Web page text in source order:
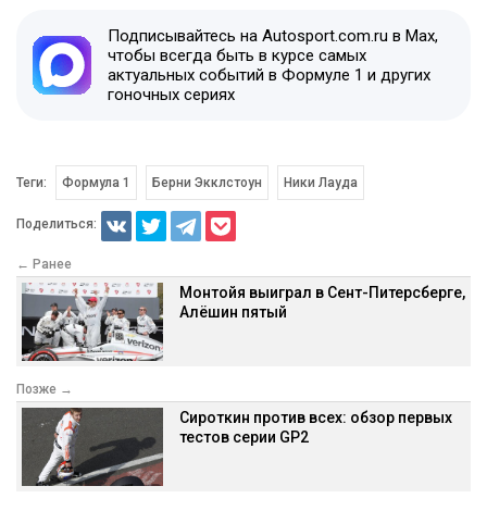
Подписывайтесь на Autosport.com.ru в Max,
чтобы всегда быть в курсе самых
актуальных событий в Формуле 1 и других
гоночных сериях
Теги: Формула 1 Берни Экклстоун Ники Лауда
Поделиться:
← Ранее
Монтойя выиграл в Сент-Питерсберге,
Алёшин пятый
Позже →
Сироткин против всех: обзор первых
тестов серии GP2